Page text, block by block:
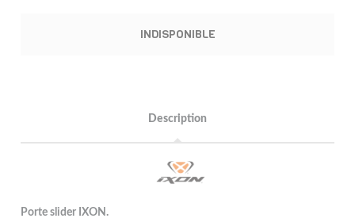
INDISPONIBLE
Description
Porte slider IXON.